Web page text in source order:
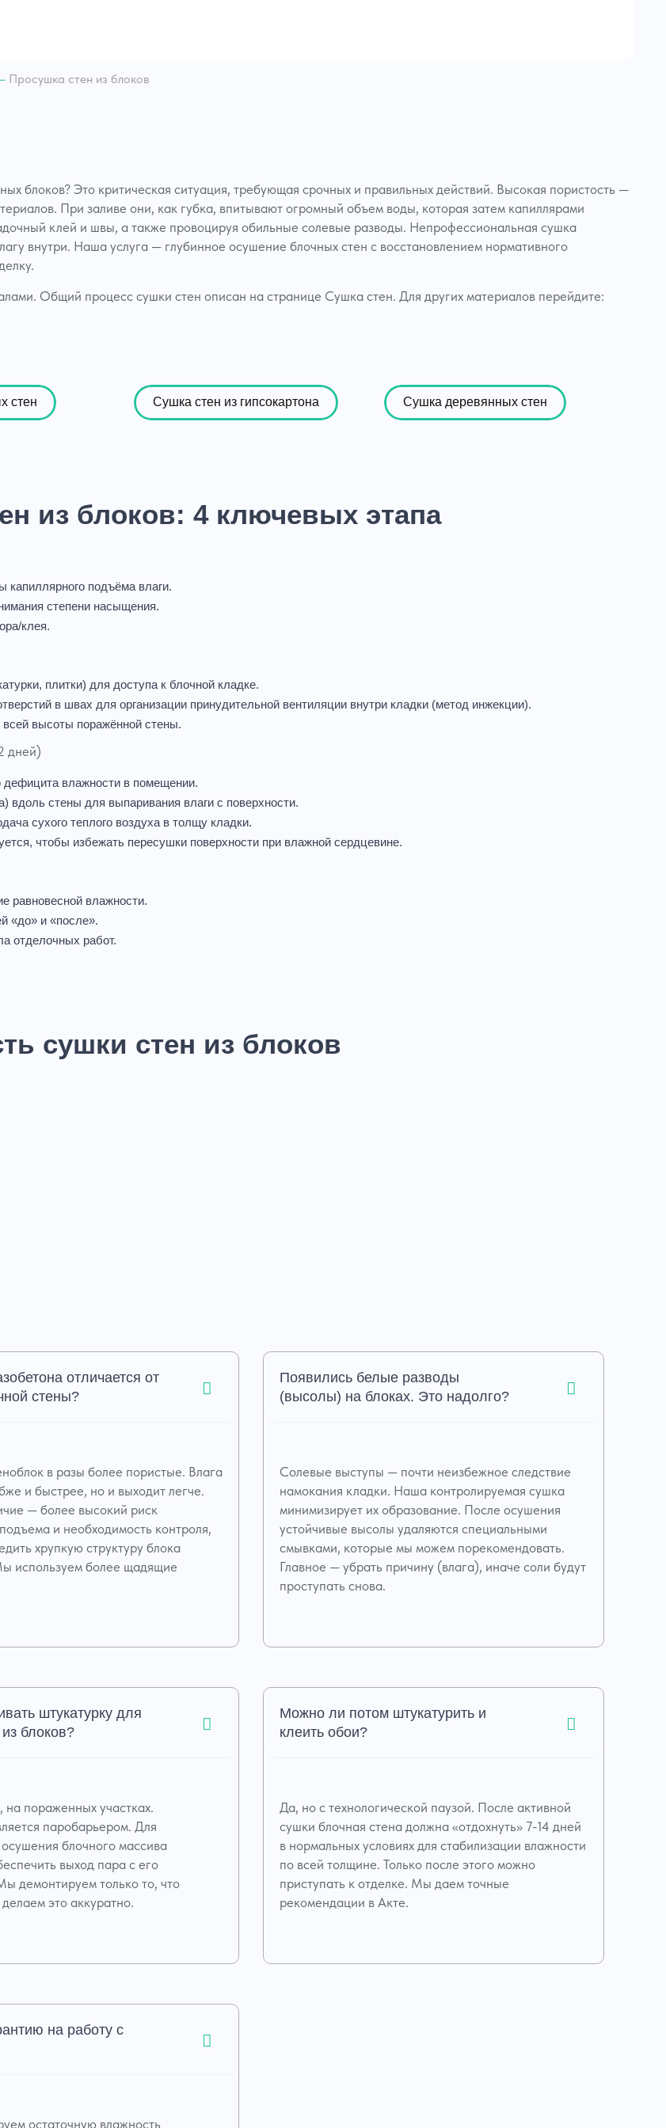
частного дома
котельной
серверной
торгового
детского сада
гостиницы
Просушка стен из блоков
блоков? Это критическая ситуация, требующая срочных и правильных действий. Высокая пористость —
При заливе они, как губка, впитывают огромный объем воды, которая затем капиллярами
клей и швы, а также провоцируя обильные солевые разводы. Непрофессиональная сушка
внутри. Наша услуга — глубинное осушение блочных стен с восстановлением нормативного
Общий процесс сушки стен описан на странице Сушка стен. Для других материалов перейдите:
стен Сушка стен из гипсокартона Сушка деревянных стен
из блоков: 4 ключевых этапа
капиллярного подъёма влаги.
степени насыщения.
клея.
плитки) для доступа к блочной кладке.
в швах для организации принудительной вентиляции внутри кладки (метод инжекции).
высоты поражённой стены.
дней)
влажности в помещении.
стены для выпаривания влаги с поверхности.
сухого теплого воздуха в толщу кладки.
чтобы избежать пересушки поверхности при влажной сердцевине.
равновесной влажности.
«до» и «после».
отделочных работ.
сушки стен из блоков
отличается от
стены?
в разы более пористые. Влага
и быстрее, но и выходит легче.
— более высокий риск
и необходимость контроля,
хрупкую структуру блока
используем более щадящие
Появились белые разводы
(высолы) на блоках. Это надолго?
Солевые выступы — почти неизбежное следствие
намокания кладки. Наша контролируемая сушка
минимизирует их образование. После осушения
устойчивые высолы удаляются специальными
смывками, которые мы можем порекомендовать.
Главное — убрать причину (влага), иначе соли будут
проступать снова.
штукатурку для
блоков?
на пораженных участках.
паробарьером. Для
блочного массива
выход пара с его
демонтируем только то, что
это аккуратно.
Можно ли потом штукатурить и
клеить обои?
Да, но с технологической паузой. После активной
сушки блочная стена должна «отдохнуть» 7-14 дней
в нормальных условиях для стабилизации влажности
по всей толщине. Только после этого можно
приступать к отделке. Мы даем точные
рекомендации в Акте.
на работу с
остаточную влажность